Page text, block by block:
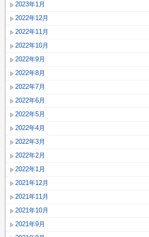
2023年1月
2022年12月
2022年11月
2022年10月
2022年9月
2022年8月
2022年7月
2022年6月
2022年5月
2022年4月
2022年3月
2022年2月
2022年1月
2021年12月
2021年11月
2021年10月
2021年9月